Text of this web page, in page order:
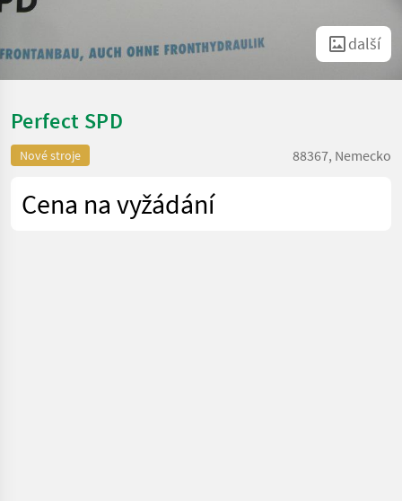
další
Perfect SPD
Nové stroje 88367, Nemecko
Cena na vyžádání